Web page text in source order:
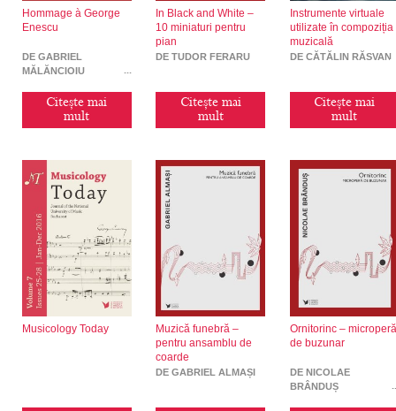
Hommage à George
Enescu
DE GABRIEL
MĂLĂNCIOIU
Citește mai
mult
In Black and White –
10 miniaturi pentru
pian
DE TUDOR FERARU
Citește mai
mult
Instrumente virtuale
utilizate în compoziția
muzicală
DE CĂTĂLIN RĂSVAN
Citește mai
mult
Musicology Today
Muzică funebră –
pentru ansamblu de
coarde
DE GABRIEL ALMAȘI
Ornitorinc – microperă
de buzunar
DE NICOLAE
BRÂNDUȘ